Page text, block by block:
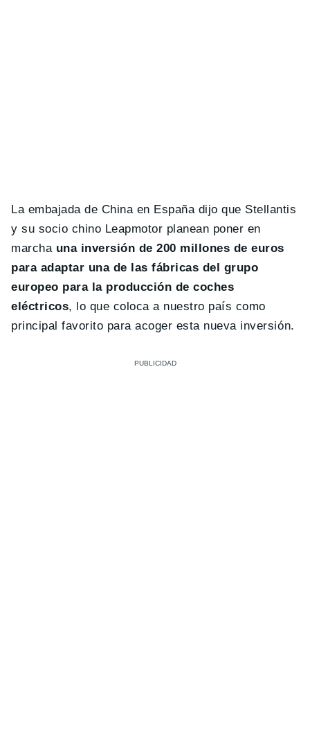
La embajada de China en España dijo que Stellantis
y su socio chino Leapmotor planean poner en
marcha una inversión de 200 millones de euros
para adaptar una de las fábricas del grupo
europeo para la producción de coches
eléctricos, lo que coloca a nuestro país como
principal favorito para acoger esta nueva inversión.